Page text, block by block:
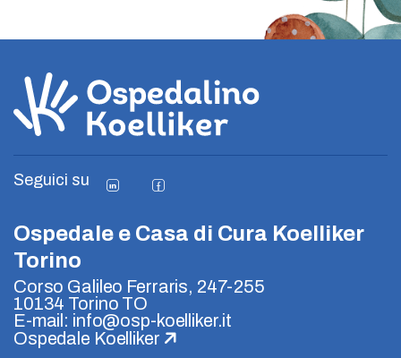
Seguici su
Ospedale e Casa di Cura Koelliker
Torino
Corso Galileo Ferraris, 247-255
10134 Torino TO
E-mail: info@osp-koelliker.it
Ospedale Koelliker